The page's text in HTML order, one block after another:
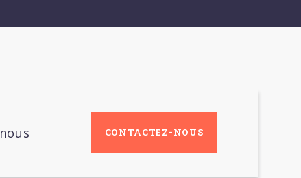
CONTACTEZ-NOUS